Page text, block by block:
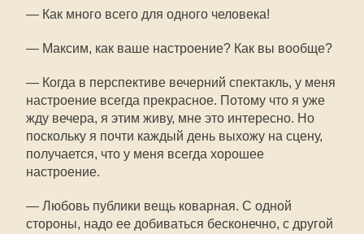
— Как много всего для одного человека!
— Максим, как ваше настроение? Как вы вообще?
— Когда в перспективе вечерний спектакль, у меня
настроение всегда прекрасное. Потому что я уже
жду вечера, я этим живу, мне это интересно. Но
поскольку я почти каждый день выхожу на сцену,
получается, что у меня всегда хорошее
настроение.
— Любовь публики вещь коварная. С одной
стороны, надо ее добиваться бесконечно, с другой